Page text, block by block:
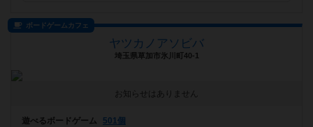
ボードゲームカフェ
ヤツカノアソビバ
埼玉県草加市氷川町40-1
お知らせはありません
遊べるボードゲーム
501個